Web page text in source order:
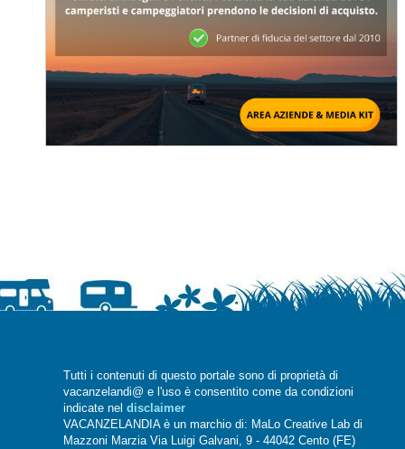
Tutti i contenuti di questo portale sono di proprietà di
vacanzelandi@ e l'uso è consentito come da condizioni
indicate nel disclaimer
VACANZELANDIA è un marchio di: MaLo Creative Lab di
Mazzoni Marzia Via Luigi Galvani, 9 - 44042 Cento (FE)